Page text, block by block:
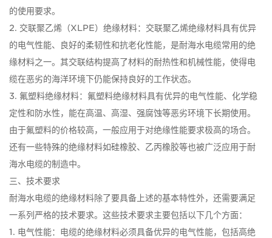
的使用要求。
2. 交联聚乙烯（XLPE）绝缘材料：交联聚乙烯绝缘材料具有优异
的电气性能、良好的柔韧性和抗老化性能，是耐海水电缆常用的绝
缘材料之一。其交联结构提高了材料的耐热性和机械性能，使得电
缆在恶劣的海洋环境下仍能保持良好的工作状态。
3. 氟塑料绝缘材料：氟塑料绝缘材料具有优异的电气性能、化学稳
定性和防水性，能在高温、高湿、强腐蚀等恶劣环境下长期使用。
由于氟塑料的价格较高，一般应用于对绝缘性能要求极高的场合。
还有一些特殊的绝缘材料如硅橡胶、乙丙橡胶等也被广泛应用于耐
海水电缆的制造中。
三、技术要求
耐海水电缆的绝缘材料除了要具备上述的基本特性外，还需要满足
一系列严格的技术要求。这些技术要求主要包括以下几个方面：
1. 电气性能：电缆的绝缘材料必须具备优异的电气性能，包括高绝